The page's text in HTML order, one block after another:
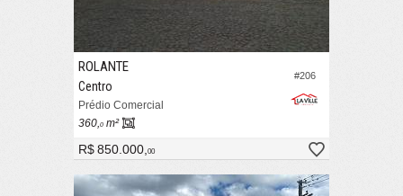
#206
ROLANTE
Centro
Prédio Comercial
360,0 m²
R$ 850.000,00